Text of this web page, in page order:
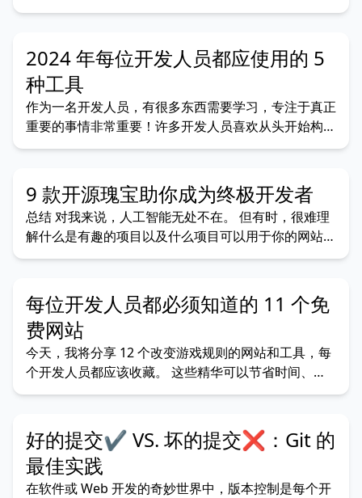
Twitter 等页面以及 Devto 和 Medium 等技术博客上
做什么。出于这个原因，我想开一个帖子。一个只包含
项目创意的帖子。我创建一
2024 年每位开发人员都应使用的 5
种工具
作为一名开发人员，有很多东西需要学习，专注于真正
重要的事情非常重要！许多开发人员喜欢从头开始构建
东西，但有时工作量太大，使用这些工具可以让工作更
超级高效，更好地做你最擅长的事情“构建酷炫的东西”
听起来很有趣？ 事不宜迟，我们开始吧！！！ 1. P
9 款开源瑰宝助你成为终极开发者
总结 对我来说，人工智能无处不在。 但有时，很难理
解什么是有趣的项目以及什么项目可以用于你的网站。
我已经整理出 9 个开源存储库列表，您明天就可以将
每位开发人员都必须知道的 11 个免
费网站
今天，我将分享 12 个改变游戏规则的网站和工具，每
个开发人员都应该收藏。 这些精华可以节省时间、激
发创造力并提高生产力。准备好了吗？让我们开始吧！
思，这个渐进式 Web 应用程序真正庆祝了前端开发。
🔧 它提供的功能： 一套
好的提交✔ VS. 坏的提交❌：Git 的
最佳实践
在软件或 Web 开发的奇妙世界中，版本控制是每个开